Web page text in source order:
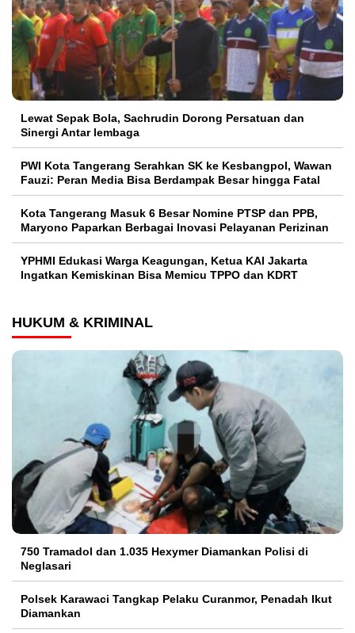
Lewat Sepak Bola, Sachrudin Dorong Persatuan dan
Sinergi Antar lembaga
PWI Kota Tangerang Serahkan SK ke Kesbangpol, Wawan
Fauzi: Peran Media Bisa Berdampak Besar hingga Fatal
Kota Tangerang Masuk 6 Besar Nomine PTSP dan PPB,
Maryono Paparkan Berbagai Inovasi Pelayanan Perizinan
YPHMI Edukasi Warga Keagungan, Ketua KAI Jakarta
Ingatkan Kemiskinan Bisa Memicu TPPO dan KDRT
HUKUM & KRIMINAL
750 Tramadol dan 1.035 Hexymer Diamankan Polisi di
Neglasari
Polsek Karawaci Tangkap Pelaku Curanmor, Penadah Ikut
Diamankan